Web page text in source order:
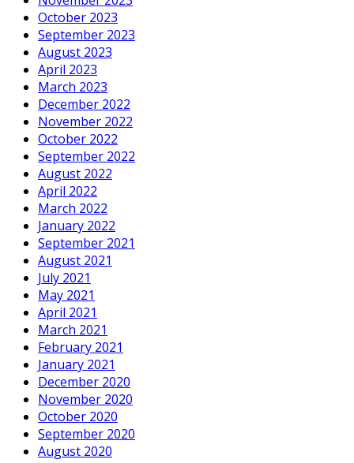
October 2023
September 2023
August 2023
April 2023
March 2023
December 2022
November 2022
October 2022
September 2022
August 2022
April 2022
March 2022
January 2022
September 2021
August 2021
July 2021
May 2021
April 2021
March 2021
February 2021
January 2021
December 2020
November 2020
October 2020
September 2020
August 2020